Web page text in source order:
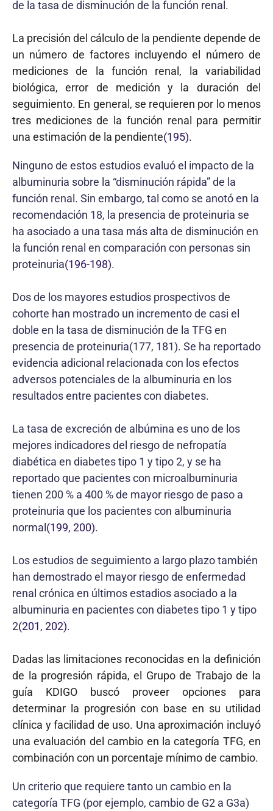
de la tasa de disminución de la función renal.
La precisión del cálculo de la pendiente depende de
un número de factores incluyendo el número de
mediciones de la función renal, la variabilidad
biológica, error de medición y la duración del
seguimiento. En general, se requieren por lo menos
tres mediciones de la función renal para permitir
una estimación de la pendiente(195).
Ninguno de estos estudios evaluó el impacto de la
albuminuria sobre la “disminución rápida” de la
función renal. Sin embargo, tal como se anotó en la
recomendación 18, la presencia de proteinuria se
ha asociado a una tasa más alta de disminución en
la función renal en comparación con personas sin
proteinuria(196-198).
Dos de los mayores estudios prospectivos de
cohorte han mostrado un incremento de casi el
doble en la tasa de disminución de la TFG en
presencia de proteinuria(177, 181). Se ha reportado
evidencia adicional relacionada con los efectos
adversos potenciales de la albuminuria en los
resultados entre pacientes con diabetes.
La tasa de excreción de albúmina es uno de los
mejores indicadores del riesgo de nefropatía
diabética en diabetes tipo 1 y tipo 2, y se ha
reportado que pacientes con microalbuminuria
tienen 200 % a 400 % de mayor riesgo de paso a
proteinuria que los pacientes con albuminuria
normal(199, 200).
Los estudios de seguimiento a largo plazo también
han demostrado el mayor riesgo de enfermedad
renal crónica en últimos estadios asociado a la
albuminuria en pacientes con diabetes tipo 1 y tipo
2(201, 202).
Dadas las limitaciones reconocidas en la definición
de la progresión rápida, el Grupo de Trabajo de la
guía KDIGO buscó proveer opciones para
determinar la progresión con base en su utilidad
clínica y facilidad de uso. Una aproximación incluyó
una evaluación del cambio en la categoría TFG, en
combinación con un porcentaje mínimo de cambio.
Un criterio que requiere tanto un cambio en la
categoría TFG (por ejemplo, cambio de G2 a G3a)